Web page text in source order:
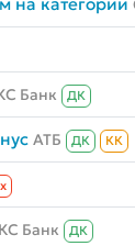
Банк ДК
АТБ ДК КК
Банк ДК